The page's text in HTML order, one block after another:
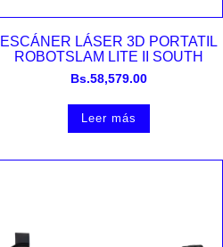
Vista rápida
ESCÁNER LÁSER 3D PORTATIL
ROBOTSLAM LITE II SOUTH
Bs.58,579.00
Leer más